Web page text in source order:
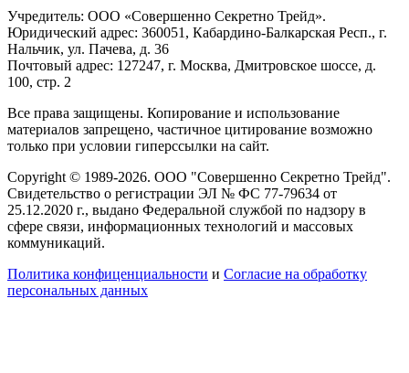
Учредитель: ООО «Совершенно Секретно Трейд».
Юридический адрес: 360051, Кабардино-Балкарская Респ., г.
Нальчик, ул. Пачева, д. 36
Почтовый адрес: 127247, г. Москва, Дмитровское шоссе, д.
100, стр. 2
Все права защищены. Копирование и использование
материалов запрещено, частичное цитирование возможно
только при условии гиперссылки на сайт.
Copyright © 1989-2026. ООО "Совершенно Секретно Трейд".
Свидетельство о регистрации ЭЛ № ФС 77-79634 от
25.12.2020 г., выдано Федеральной службой по надзору в
сфере связи, информационных технологий и массовых
коммуникаций.
Политика конфиценциальности и Согласие на обработку
персональных данных